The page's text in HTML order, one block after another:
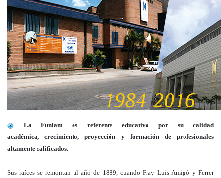
La Funlam es referente educativo por su calidad
académica, crecimiento, proyección y formación de profesionales
altamente calificados.
Sus raíces se remontan al año de 1889, cuando Fray Luis Amigó y Ferrer